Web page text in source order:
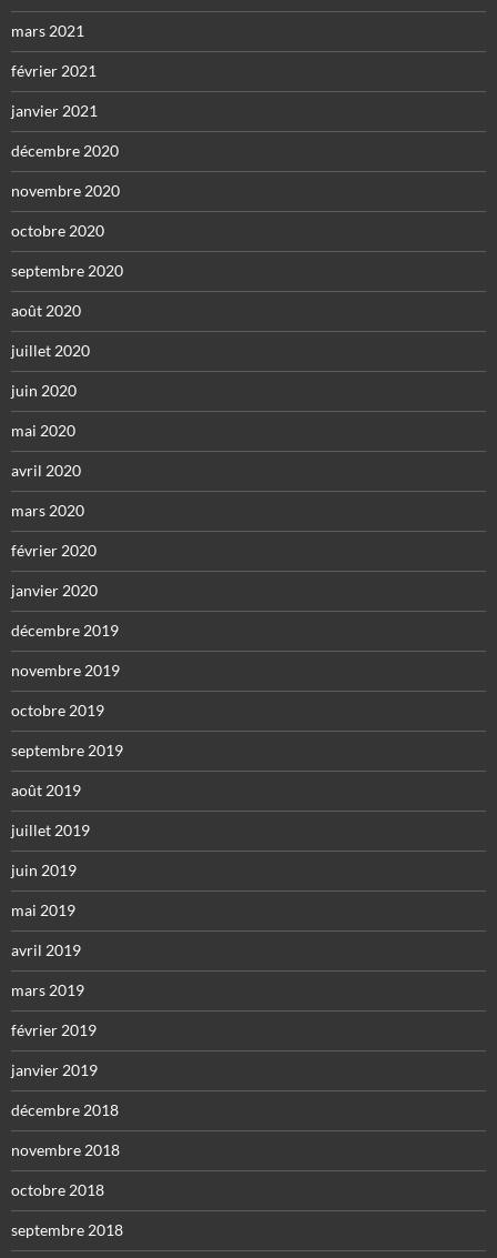
mars 2021
février 2021
janvier 2021
décembre 2020
novembre 2020
octobre 2020
septembre 2020
août 2020
juillet 2020
juin 2020
mai 2020
avril 2020
mars 2020
février 2020
janvier 2020
décembre 2019
novembre 2019
octobre 2019
septembre 2019
août 2019
juillet 2019
juin 2019
mai 2019
avril 2019
mars 2019
février 2019
janvier 2019
décembre 2018
novembre 2018
octobre 2018
septembre 2018